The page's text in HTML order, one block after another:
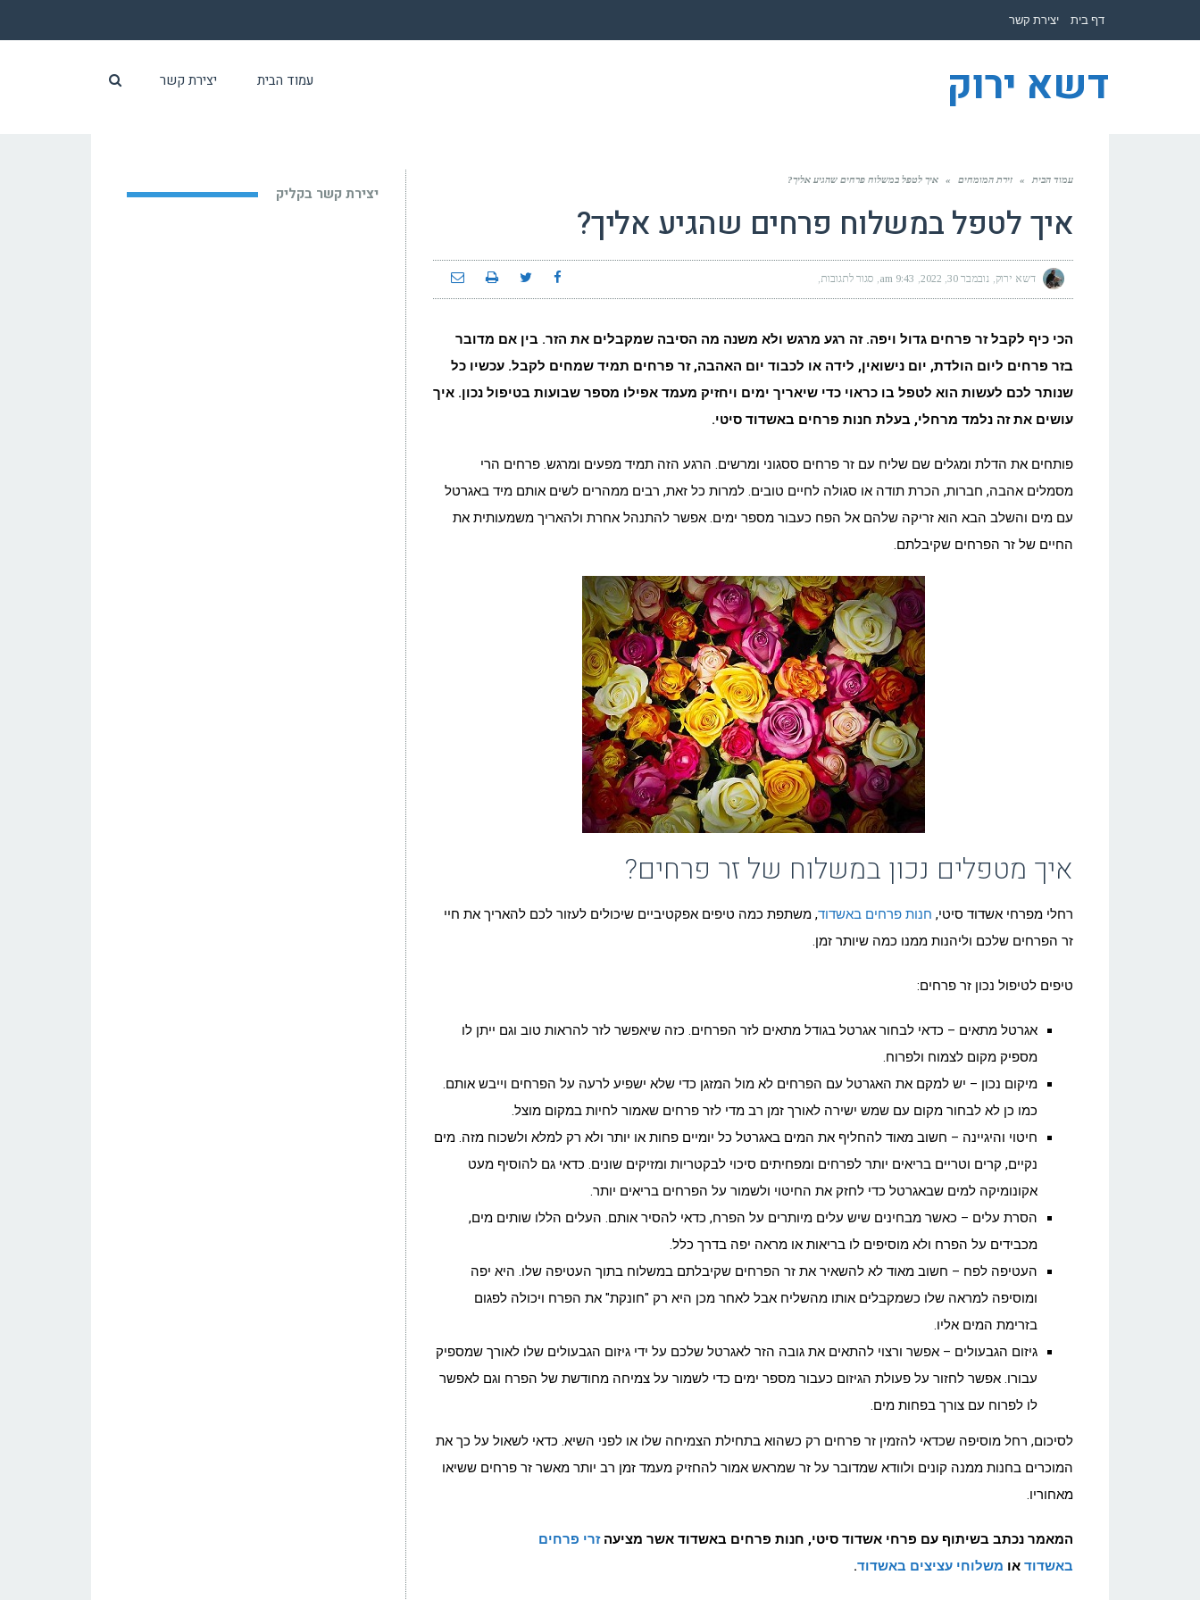
דף בית יצירת קשר
דשא ירוק עמוד הבית יצירת קשר
עמוד הבית » זירת המומחים » איך לטפל במשלוח פרחים שהגיע אליך?
איך לטפל במשלוח פרחים שהגיע אליך?
דשא ירוק נובמבר 30, 2022 9:43 am סגור לתגובות
לטפל
אליך?
הכי כיף לקבל זר פרחים גדול ויפה. זה רגע מרגש ולא משנה מה הסיבה שמקבלים את הזר. בין אם מדובר
בזר פרחים ליום הולדת, יום נישואין, לידה או לכבוד יום האהבה, זר פרחים תמיד שמחים לקבל. עכשיו כל
שנותר לכם לעשות הוא לטפל בו כראוי כדי שיאריך ימים ויחזיק מעמד אפילו מספר שבועות בטיפול נכון. איך
עושים את זה נלמד מרחלי, בעלת חנות פרחים באשדוד סיטי.
פותחים את הדלת ומגלים שם שליח עם זר פרחים ססגוני ומרשים. הרגע הזה תמיד מפעים ומרגש. פרחים הרי
מסמלים אהבה, חברות, הכרת תודה או סגולה לחיים טובים. למרות כל זאת, רבים ממהרים לשים אותם מיד באגרטל
עם מים והשלב הבא הוא זריקה שלהם אל הפח כעבור מספר ימים. אפשר להתנהל אחרת ולהאריך משמעותית את
החיים של זר הפרחים שקיבלתם.
איך מטפלים נכון במשלוח של זר פרחים?
רחלי מפרחי אשדוד סיטי, חנות פרחים באשדוד, משתפת כמה טיפים אפקטיביים שיכולים לעזור לכם להאריך את חיי
זר הפרחים שלכם וליהנות ממנו כמה שיותר זמן.
טיפים לטיפול נכון זר פרחים:
אגרטל מתאים – כדאי לבחור אגרטל בגודל מתאים לזר הפרחים. כזה שיאפשר לזר להראות טוב וגם ייתן לו
מספיק מקום לצמוח ולפרוח.
מיקום נכון – יש למקם את האגרטל עם הפרחים לא מול המזגן כדי שלא ישפיע לרעה על הפרחים וייבש אותם.
כמו כן לא לבחור מקום עם שמש ישירה לאורך זמן רב מדי לזר פרחים שאמור לחיות במקום מוצל.
חיטוי והיגיינה – חשוב מאוד להחליף את המים באגרטל כל יומיים פחות או יותר ולא רק למלא ולשכוח מזה. מים
נקיים, קרים וטריים בריאים יותר לפרחים ומפחיתים סיכוי לבקטריות ומזיקים שונים. כדאי גם להוסיף מעט
אקונומיקה למים שבאגרטל כדי לחזק את החיטוי ולשמור על הפרחים בריאים יותר.
הסרת עלים – כאשר מבחינים שיש עלים מיותרים על הפרח, כדאי להסיר אותם. העלים הללו שותים מים,
מכבידים על הפרח ולא מוסיפים לו בריאות או מראה יפה בדרך כלל.
העטיפה לפח – חשוב מאוד לא להשאיר את זר הפרחים שקיבלתם במשלוח בתוך העטיפה שלו. היא יפה
ומוסיפה למראה שלו כשמקבלים אותו מהשליח אבל לאחר מכן היא רק "חונקת" את הפרח ויכולה לפגום
בזרימת המים אליו.
גיזום הגבעולים – אפשר ורצוי להתאים את גובה הזר לאגרטל שלכם על ידי גיזום הגבעולים שלו לאורך שמספיק
עבורו. אפשר לחזור על פעולת הגיזום כעבור מספר ימים כדי לשמור על צמיחה מחודשת של הפרח וגם לאפשר
לו לפרוח עם צורך בפחות מים.
לסיכום, רחל מוסיפה שכדאי להזמין זר פרחים רק כשהוא בתחילת הצמיחה שלו או לפני השיא. כדאי לשאול על כך את
המוכרים בחנות ממנה קונים ולוודא שמדובר על זר שמראש אמור להחזיק מעמד זמן רב יותר מאשר זר פרחים ששיאו
מאחוריו.
המאמר נכתב בשיתוף עם פרחי אשדוד סיטי, חנות פרחים באשדוד אשר מציעהזרי פרחים
באשדוד או משלוחי עציצים באשדוד.
יצירת קשר בקליק